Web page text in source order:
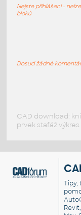
HM
Nejste přihlášeni -
bloků
Dosud žádné
CAD download:
prvek stafáž
Tipy,